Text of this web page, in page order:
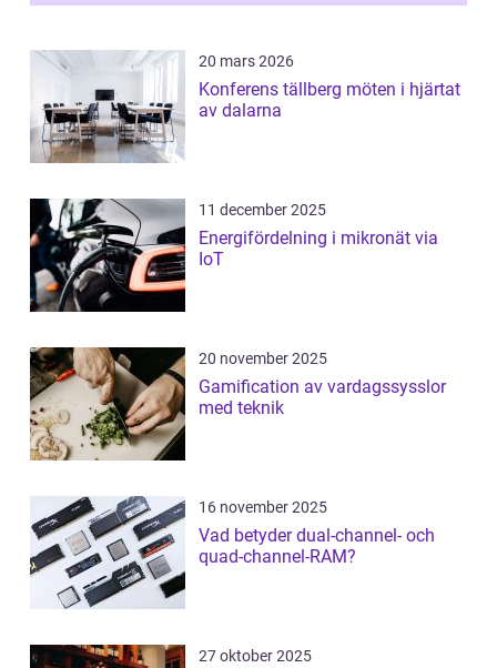
20 mars 2026
Konferens tällberg möten i hjärtat
av dalarna
11 december 2025
Energifördelning i mikronät via
IoT
20 november 2025
Gamification av vardagssysslor
med teknik
16 november 2025
Vad betyder dual-channel- och
quad-channel-RAM?
27 oktober 2025